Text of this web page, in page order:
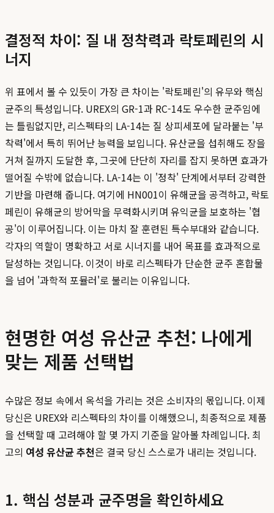
결정적 차이: 질 내 정착력과 락토페린의 시
너지
위 표에서 볼 수 있듯이 가장 큰 차이는 '락토페린'의 유무와 핵심
균주의 특성입니다. UREX의 GR-1과 RC-14도 우수한 균주임에
는 틀림없지만, 리스펙타의 LA-14는 질 상피세포에 달라붙는 '부
착력'에서 특히 뛰어난 능력을 보입니다. 유산균을 섭취해도 장을
거쳐 질까지 도달한 후, 그곳에 단단히 자리를 잡지 못하면 효과가
떨어질 수밖에 없습니다. LA-14는 이 '정착' 단계에서부터 강력한
기반을 마련해 줍니다. 여기에 HN001이 유해균을 공격하고, 락토
페린이 유해균의 방어막을 무력화시키며 유익균을 보호하는 '협
공'이 이루어집니다. 이는 마치 잘 훈련된 특수부대와 같습니다.
각자의 역할이 명확하고 서로 시너지를 내어 목표를 효과적으로
달성하는 것입니다. 이것이 바로 리스펙타가 단순한 균주 혼합물
을 넘어 '과학적 포뮬러'로 불리는 이유입니다.
현명한 여성 유산균 추천: 나에게
맞는 제품 선택법
수많은 정보 속에서 옥석을 가리는 것은 소비자의 몫입니다. 이제
당신은 UREX와 리스펙타의 차이를 이해했으니, 최종적으로 제품
을 선택할 때 고려해야 할 몇 가지 기준을 알아볼 차례입니다. 최
고의 여성 유산균 추천은 결국 당신 스스로가 내리는 것입니다.
1. 핵심 성분과 균주명을 확인하세요